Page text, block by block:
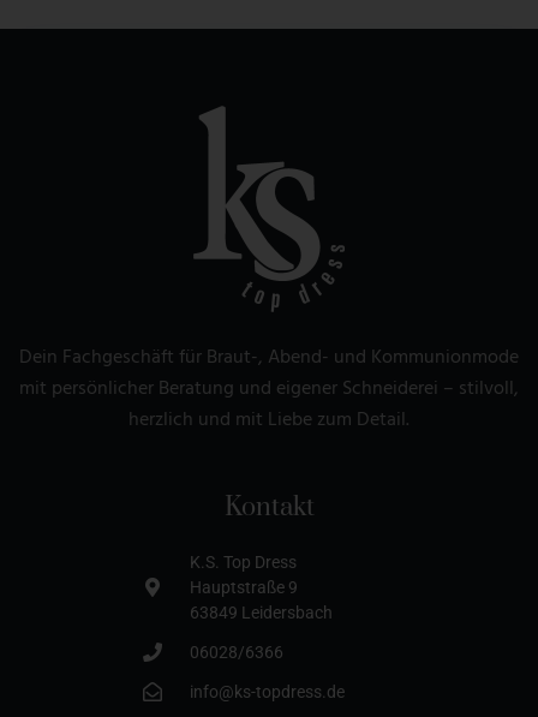
Dein Fachgeschäft für Braut-, Abend- und Kommunionmode
mit persönlicher Beratung und eigener Schneiderei – stilvoll,
herzlich und mit Liebe zum Detail.
Kontakt
K.S. Top Dress
Hauptstraße 9
63849 Leidersbach
06028/6366
info@ks-topdress.de